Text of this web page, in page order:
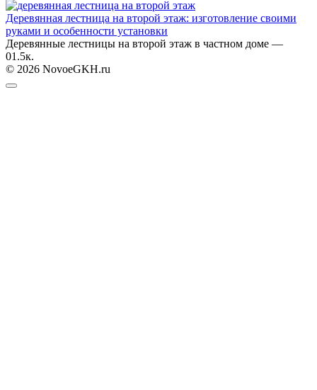
Деревянная лестница на второй этаж: изготовление своими
руками и особенности установки
Деревянные лестницы на второй этаж в частном доме —
01.5к.
© 2026 NovoeGKH.ru